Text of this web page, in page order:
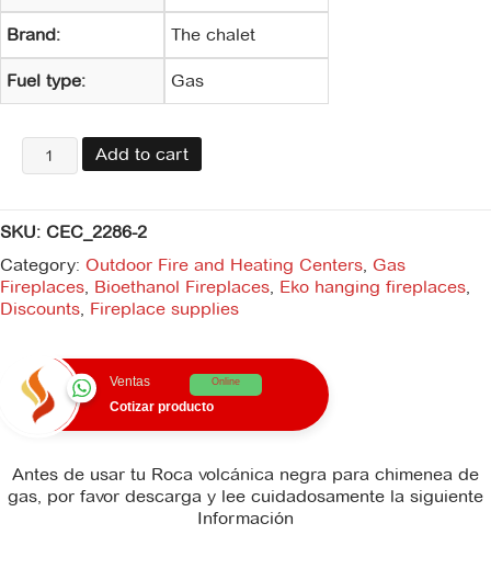
Brand: The chalet
Fuel type: Gas
Roca
volcánica
chimenea
de
gas
quantity
Add to cart
SKU: CEC_2286-2
Category: Outdoor Fire and Heating Centers, Gas
Fireplaces, Bioethanol Fireplaces, Eko hanging fireplaces,
Discounts, Fireplace supplies
Ventas Online
Cotizar producto
Antes de usar tu Roca volcánica negra para chimenea de
gas, por favor descarga y lee cuidadosamente la siguiente
Información